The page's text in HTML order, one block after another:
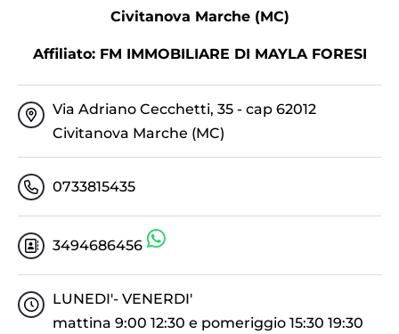
Civitanova Marche (MC)
Affiliato: FM IMMOBILIARE DI MAYLA FORESI
Via Adriano Cecchetti, 35 - cap 62012
Civitanova Marche (MC)
0733815435
3494686456
LUNEDI'- VENERDI'
mattina 9:00 12:30 e pomeriggio 15:30 19:30